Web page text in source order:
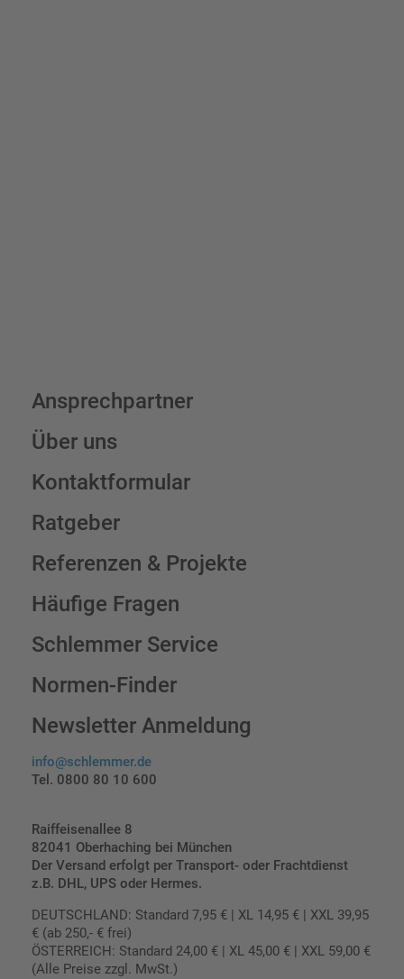
Ansprechpartner
Über uns
Kontaktformular
Ratgeber
Referenzen & Projekte
Häufige Fragen
Schlemmer Service
Normen-Finder
Newsletter Anmeldung
info@schlemmer.de
Tel. 0800 80 10 600
Raiffeisenallee 8
82041 Oberhaching bei München
Der Versand erfolgt per Transport- oder Frachtdienst
z.B. DHL, UPS oder Hermes.
DEUTSCHLAND: Standard 7,95 € | XL 14,95 € | XXL 39,95
€ (ab 250,- € frei)
ÖSTERREICH: Standard 24,00 € | XL 45,00 € | XXL 59,00 €
(Alle Preise zzgl. MwSt.)